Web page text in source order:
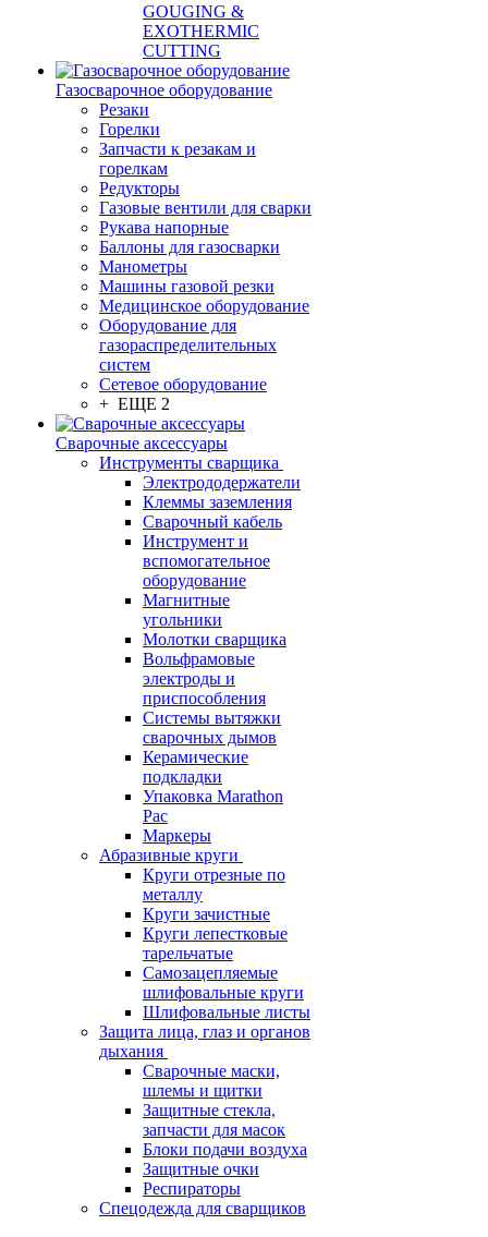
GOUGING &
EXOTHERMIC
CUTTING
Газосварочное оборудование
Резаки
Горелки
Запчасти к резакам и
горелкам
Редукторы
Газовые вентили для сварки
Рукава напорные
Баллоны для газосварки
Манометры
Машины газовой резки
Медицинское оборудование
Оборудование для
газораспределительных
систем
Сетевое оборудование
+ ЕЩЕ 2
Сварочные аксессуары
Инструменты сварщика
Электрододержатели
Клеммы заземления
Сварочный кабель
Инструмент и
вспомогательное
оборудование
Магнитные
угольники
Молотки сварщика
Вольфрамовые
электроды и
приспособления
Системы вытяжки
сварочных дымов
Керамические
подкладки
Упаковка Marathon
Pac
Маркеры
Абразивные круги
Круги отрезные по
металлу
Круги зачистные
Круги лепестковые
тарельчатые
Самозацепляемые
шлифовальные круги
Шлифовальные листы
Защита лица, глаз и органов
дыхания
Сварочные маски,
шлемы и щитки
Защитные стекла,
запчасти для масок
Блоки подачи воздуха
Защитные очки
Респираторы
Спецодежда для сварщиков